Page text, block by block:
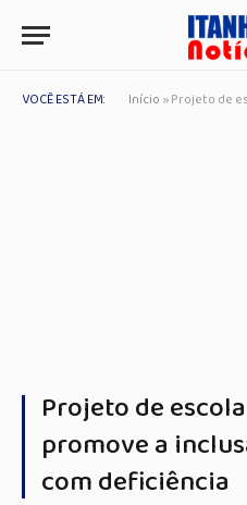
VOCÊ ESTÁ EM: Início »Projeto de escola
Projeto de
promove a
com deficiência